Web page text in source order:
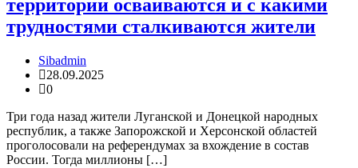
территории осваиваются и с какими
трудностями сталкиваются жители
Sibadmin
28.09.2025
0
Три года назад жители Луганской и Донецкой народных
республик, а также Запорожской и Херсонской областей
проголосовали на референдумах за вхождение в состав
России. Тогда миллионы […]